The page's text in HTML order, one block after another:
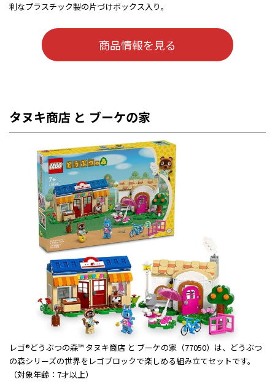
利なプラスチック製の片づけボックス入り。
商品情報を見る
タヌキ商店 と ブーケの家
レゴ®どうぶつの森™ タヌキ商店 と ブーケの家（77050）は、どうぶつ
の森シリーズの世界をレゴブロックで楽しめる組み立てセットです。
（対象年齢：7才以上）